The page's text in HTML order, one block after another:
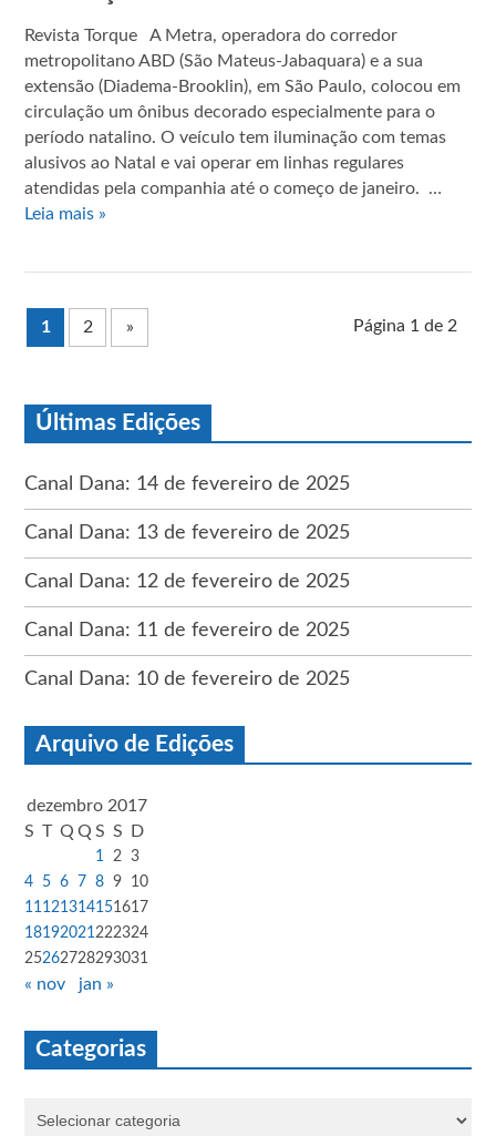
Revista Torque A Metra, operadora do corredor
metropolitano ABD (São Mateus-Jabaquara) e a sua
extensão (Diadema-Brooklin), em São Paulo, colocou em
circulação um ônibus decorado especialmente para o
período natalino. O veículo tem iluminação com temas
alusivos ao Natal e vai operar em linhas regulares
atendidas pela companhia até o começo de janeiro. …
Leia mais »
Página 1 de 2
1 2 »
Últimas Edições
Canal Dana: 14 de fevereiro de 2025
Canal Dana: 13 de fevereiro de 2025
Canal Dana: 12 de fevereiro de 2025
Canal Dana: 11 de fevereiro de 2025
Canal Dana: 10 de fevereiro de 2025
Arquivo de Edições
dezembro 2017
S T Q Q S S D
1 2
3
4
5 6 7 8 9
10
11 121314151617
18192021 222324
25262728293031
« nov jan »
Categorias